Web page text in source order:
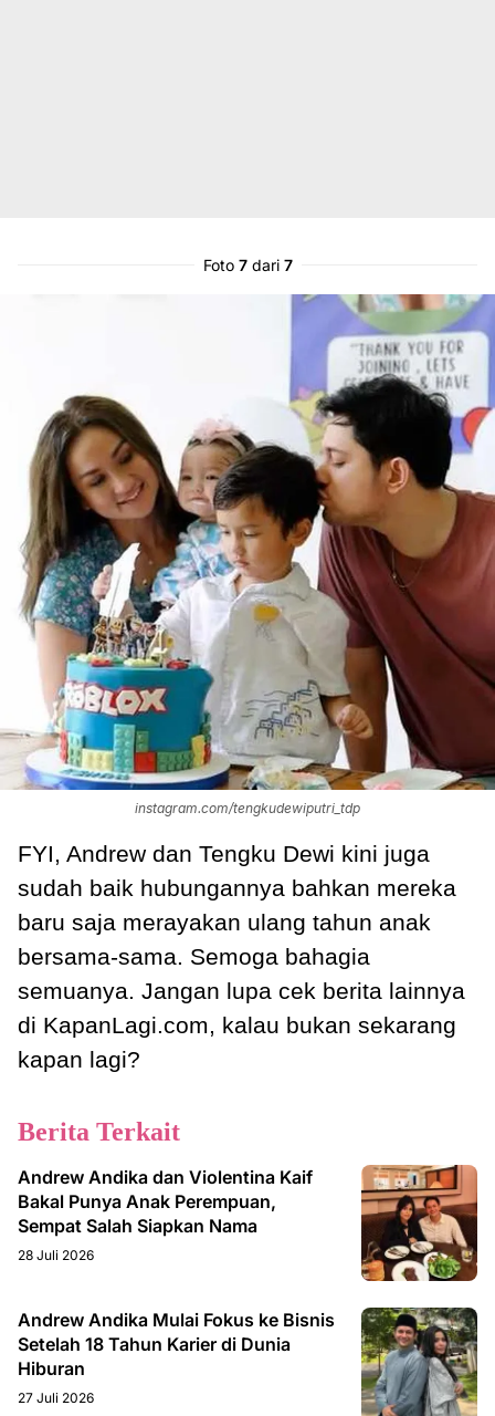
Foto 7dari 7
instagram.com/tengkudewiputri_tdp
FYI, Andrew dan Tengku Dewi kini juga
sudah baik hubungannya bahkan mereka
baru saja merayakan ulang tahun anak
bersama-sama. Semoga bahagia
semuanya. Jangan lupa cek berita lainnya
di KapanLagi.com, kalau bukan sekarang
kapan lagi?
Berita Terkait
Andrew Andika dan Violentina Kaif
Bakal Punya Anak Perempuan,
Sempat Salah Siapkan Nama
28 Juli 2026
Andrew Andika Mulai Fokus ke Bisnis
Setelah 18 Tahun Karier di Dunia
Hiburan
27 Juli 2026